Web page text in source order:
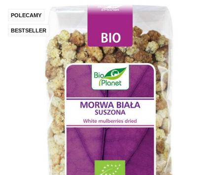
POLECAMY
BESTSELLER